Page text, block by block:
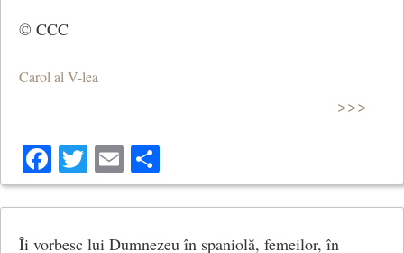
© CCC
Carol al V-lea
>>>
Facebook
Twitter
Email
Îi vorbesc lui Dumnezeu în spaniolă, femeilor, în